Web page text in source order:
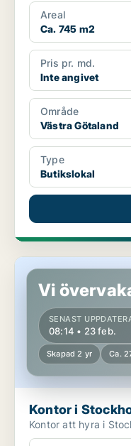
Areal
Ca. 745 m2
Pris pr. md.
Inte angivet
Område
Västra Götaland
Type
Butikslokal
Kontor i Stockholms län
Vi
SENAST
08:14 • 23 feb.
Skapad 2 yr Ca.
Kontor i
Kontor att hyra i